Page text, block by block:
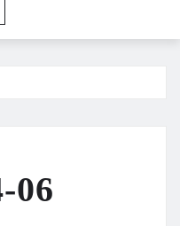
06